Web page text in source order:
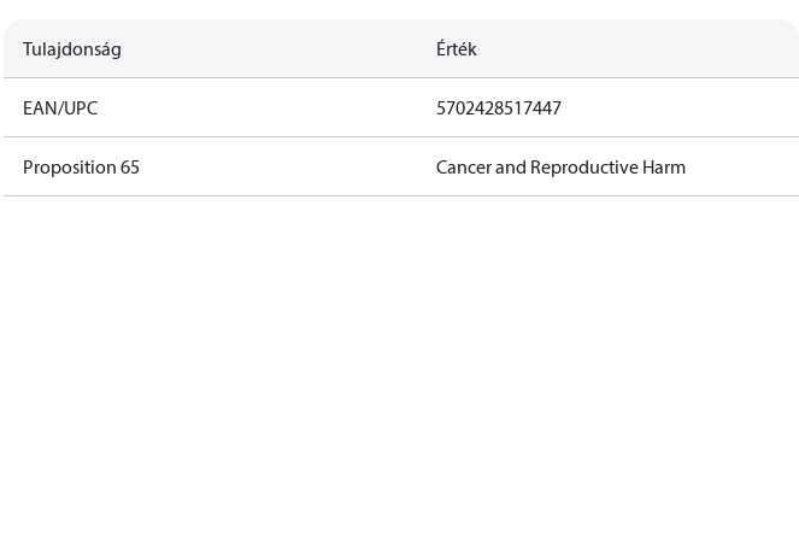
Tulajdonság Érték
EAN/UPC 5702428517447
Proposition 65 Cancer and Reproductive Harm